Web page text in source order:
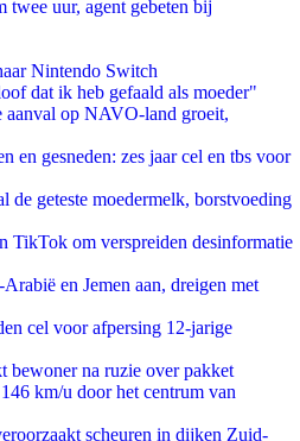
uur, agent gebeten bij
Nintendo Switch
dat ik heb gefaald als moeder"
aanval op NAVO-land groeit,
en gesneden: zes jaar cel en tbs voor
geteste moedermelk, borstvoeding
TikTok om verspreiden desinformatie
en Jemen aan, dreigen met
cel voor afpersing 12-jarige
bewoner na ruzie over pakket
km/u door het centrum van
scheuren in dijken Zuid-